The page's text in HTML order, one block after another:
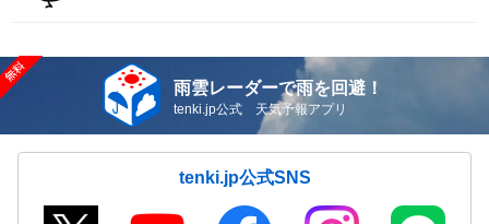
雨雲レーダーで雨を回避！
tenki.jp公式 天気予報アプリ
tenki.jp公式SNS